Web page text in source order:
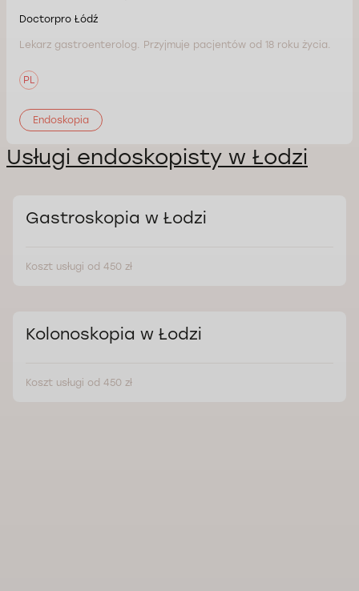
Doctorpro Łódź
Lekarz gastroenterolog. Przyjmuje pacjentów od 18 roku życia.
PL
Endoskopia
Usługi endoskopisty w Łodzi
Gastroskopia w Łodzi
Koszt usługi od 450 zł
Kolonoskopia w Łodzi
Koszt usługi od 450 zł